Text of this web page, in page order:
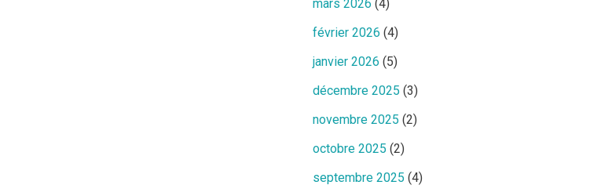
mars 2026 (4)
février 2026 (4)
janvier 2026 (5)
décembre 2025 (3)
novembre 2025 (2)
octobre 2025 (2)
septembre 2025 (4)